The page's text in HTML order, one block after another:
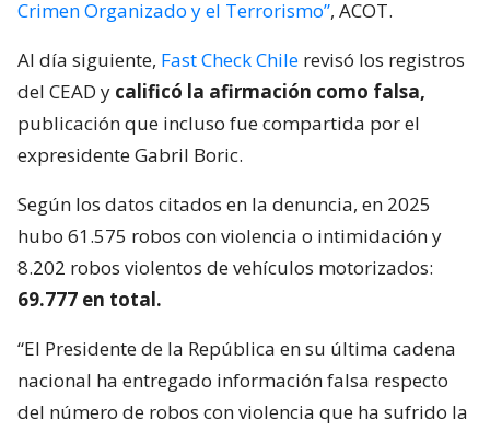
Crimen Organizado y el Terrorismo”, ACOT.
Al día siguiente, Fast Check Chile revisó los registros
del CEAD y calificó la afirmación como falsa,
publicación que incluso fue compartida por el
expresidente Gabril Boric.
Según los datos citados en la denuncia, en 2025
hubo 61.575 robos con violencia o intimidación y
8.202 robos violentos de vehículos motorizados:
69.777 en total.
“El Presidente de la República en su última cadena
nacional ha entregado información falsa respecto
del número de robos con violencia que ha sufrido la